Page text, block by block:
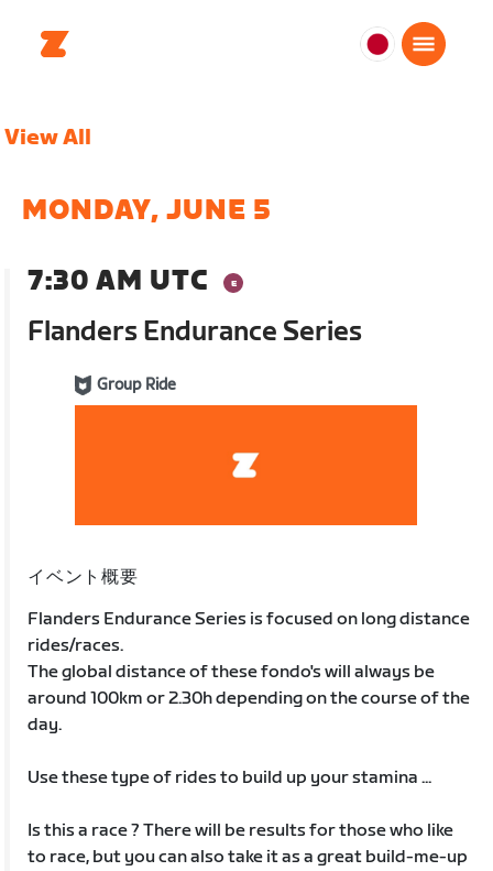
日
View All
MONDAY, JUNE 5
7:30 AM UTC
Flanders Endurance Series
Group Ride
イベント概要
Flanders Endurance Series is focused on long distance
rides/races.
The global distance of these fondo's will always be
around 100km or 2.30h depending on the course of the
day.
Use these type of rides to build up your stamina ...
Is this a race ? There will be results for those who like
to race, but you can also take it as a great build-me-up